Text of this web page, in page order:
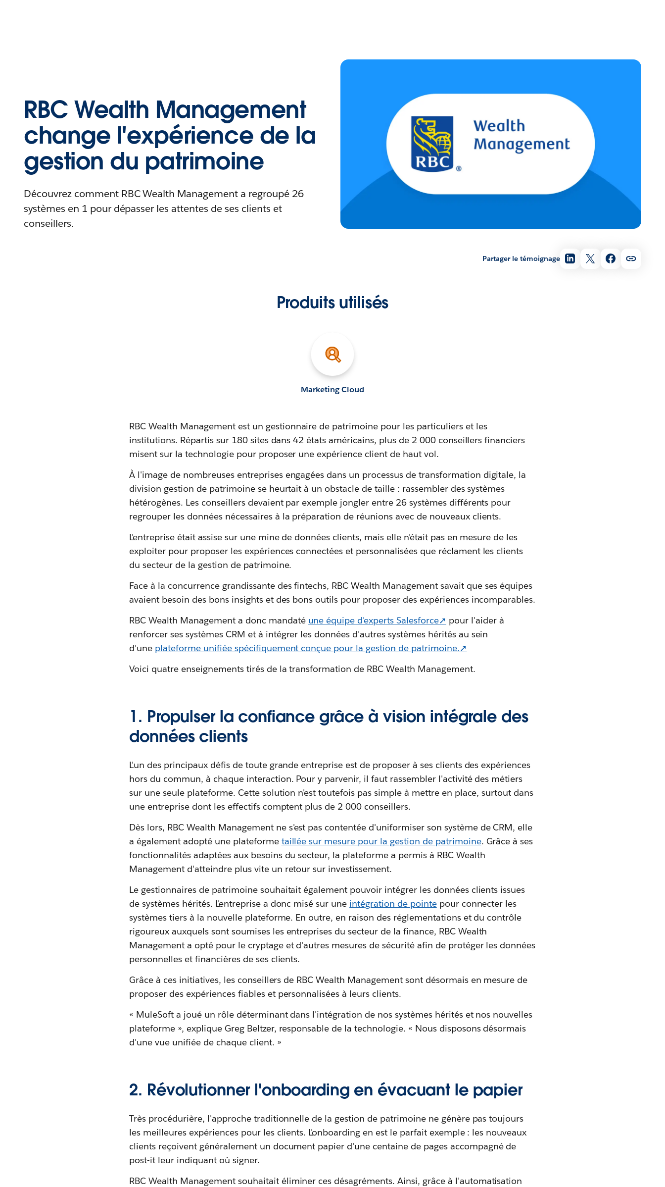
Partager le témoignage
RBC Wealth Management
change l'expérience de la
gestion du patrimoine
Découvrez comment RBC Wealth Management a regroupé 26
systèmes en 1 pour dépasser les attentes de ses clients et
conseillers.
Produits utilisés
Marketing Cloud
RBC Wealth Management est un gestionnaire de patrimoine pour les particuliers et les
institutions. Répartis sur 180 sites dans 42 états américains, plus de 2 000 conseillers financiers
misent sur la technologie pour proposer une expérience client de haut vol.
À l'image de nombreuses entreprises engagées dans un processus de transformation digitale, la
division gestion de patrimoine se heurtait à un obstacle de taille : rassembler des systèmes
hétérogènes. Les conseillers devaient par exemple jongler entre 26 systèmes différents pour
regrouper les données nécessaires à la préparation de réunions avec de nouveaux clients.
L'entreprise était assise sur une mine de données clients, mais elle n'était pas en mesure de les
exploiter pour proposer les expériences connectées et personnalisées que réclament les clients
du secteur de la gestion de patrimoine.
Face à la concurrence grandissante des fintechs, RBC Wealth Management savait que ses équipes
avaient besoin des bons insights et des bons outils pour proposer des expériences incomparables.
RBC Wealth Management a donc mandaté une équipe d'experts Salesforce➚ pour l'aider à
renforcer ses systèmes CRM et à intégrer les données d'autres systèmes hérités au sein
d'une plateforme unifiée spécifiquement conçue pour la gestion de patrimoine.➚
Voici quatre enseignements tirés de la transformation de RBC Wealth Management.
1. Propulser la confiance grâce à vision intégrale des
données clients
L'un des principaux défis de toute grande entreprise est de proposer à ses clients des expériences
hors du commun, à chaque interaction. Pour y parvenir, il faut rassembler l'activité des métiers
sur une seule plateforme. Cette solution n'est toutefois pas simple à mettre en place, surtout dans
une entreprise dont les effectifs comptent plus de 2 000 conseillers.
Dès lors, RBC Wealth Management ne s'est pas contentée d'uniformiser son système de CRM, elle
a également adopté une plateforme taillée sur mesure pour la gestion de patrimoine. Grâce à ses
fonctionnalités adaptées aux besoins du secteur, la plateforme a permis à RBC Wealth
Management d'atteindre plus vite un retour sur investissement.
Le gestionnaires de patrimoine souhaitait également pouvoir intégrer les données clients issues
de systèmes hérités. L'entreprise a donc misé sur une intégration de pointepour connecter les
systèmes tiers à la nouvelle plateforme. En outre, en raison des réglementations et du contrôle
rigoureux auxquels sont soumises les entreprises du secteur de la finance, RBC Wealth
Management a opté pour le cryptage et d'autres mesures de sécurité afin de protéger les données
personnelles et financières de ses clients.
Grâce à ces initiatives, les conseillers de RBC Wealth Management sont désormais en mesure de
proposer des expériences fiables et personnalisées à leurs clients.
« MuleSoft a joué un rôle déterminant dans l'intégration de nos systèmes hérités et nos nouvelles
plateforme », explique Greg Beltzer, responsable de la technologie. « Nous disposons désormais
d'une vue unifiée de chaque client. »
2. Révolutionner l'onboarding en évacuant le papier
Très procédurière, l'approche traditionnelle de la gestion de patrimoine ne génère pas toujours
les meilleures expériences pour les clients. L'onboarding en est le parfait exemple : les nouveaux
clients reçoivent généralement un document papier d'une centaine de pages accompagné de
post-it leur indiquant où signer.
RBC Wealth Management souhaitait éliminer ces désagréments. Ainsi, grâce à l'automatisation